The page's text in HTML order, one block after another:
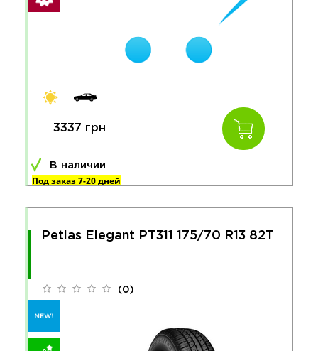
3337 грн
В наличии
Под заказ 7-20 дней
Petlas Elegant PT311 175/70 R13 82T
(0)